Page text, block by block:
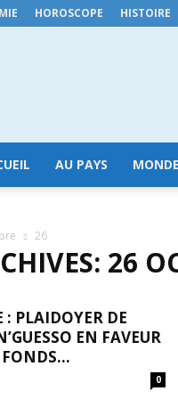
HOROSCOPE HISTOIRE
AU PAYS MONDE
26
26
: PLAIDOYER DE
EN FAVEUR
0